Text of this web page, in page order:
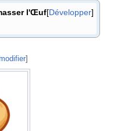
Développer
l'Œuf
]